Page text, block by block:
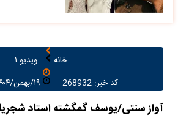
خانه
ویدیو ۱
کد خبر: 268932
آواز سنتی/یوسف گمگشته استاد